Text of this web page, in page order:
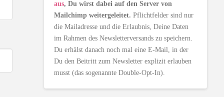
aus, Du wirst dabei auf den Server von
Mailchimp weitergeleitet. Pflichtfelder sind nur
die Mailadresse und die Erlaubnis, Deine Daten
im Rahmen des Newsletterversands zu speichern.
Du erhälst danach noch mal eine E-Mail, in der
Du den Beitritt zum Newsletter explizit erlauben
musst (das sogenannte Double-Opt-In).